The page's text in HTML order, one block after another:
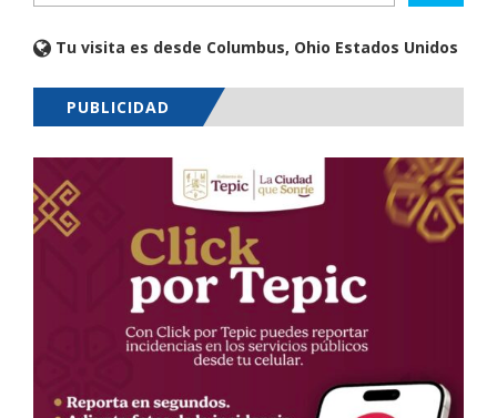
Tu visita es desde Columbus, Ohio Estados Unidos
PUBLICIDAD